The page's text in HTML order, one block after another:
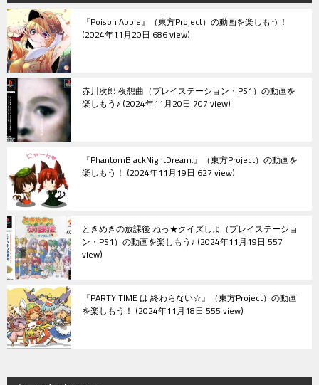
『Poison Apple』（東方Project）の動画を楽しもう！
2024年11月20日 686 view
赤川次郎 夜想曲（プレイステーション・PS1）の動画を
楽しもう♪ 2024年11月20日 707 view
『PhantomBlackNightDream.』（東方Project）の動画を
楽しもう！ 2024年11月19日 627 view
ときめきの放課後 ねっ★クイズしよ（プレイステーショ
ン・PS1）の動画を楽しもう♪ 2024年11月19日 557
view
『PARTY TIME は 終わらない☆』（東方Project）の動画
を楽しもう！ 2024年11月18日 555 view